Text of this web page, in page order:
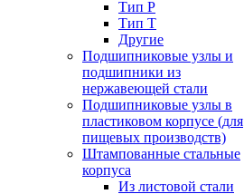
Тип P
Тип T
Другие
Подшипниковые узлы и
подшипники из
нержавеющей стали
Подшипниковые узлы в
пластиковом корпусе (для
пищевых производств)
Штампованные стальные
корпуса
Из листовой стали